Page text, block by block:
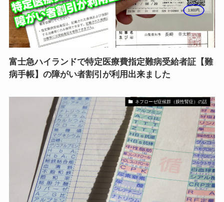
富士急ハイランドで特定医療費指定難病受給者証【難
病手帳】の障がい者割引が利用出来ました
ネフローゼ症候群（膜性腎症）の話